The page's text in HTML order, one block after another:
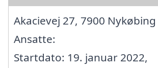
Akacievej 27, 7900 Nykøbing
Ansatte:
Startdato: 19. januar 2022,